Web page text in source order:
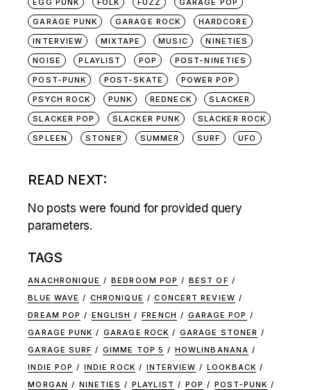
GARAGE PUNK
GARAGE ROCK
HARDCORE
INTERVIEW
MIXTAPE MUSIC
NINETIES
NOISE
PLAYLIST POP
POST-NINETIES
POST-PUNK
POST-SKATE
POWER POP
PSYCH ROCK
PUNK REDNECK
SLACKER
SLACKER POP
SLACKER PUNK
SLACKER ROCK
SPLEEN
STONER SUMMER SURF UFO
READ NEXT:
No posts were found for provided query
parameters.
TAGS
ANACHRONIQUE BEDROOM POP
BEST OF
BLUE WAVE
CHRONIQUE
CONCERT REVIEW
DREAM POP
ENGLISH FRENCH
GARAGE POP
GARAGE PUNK
GARAGE ROCK
GARAGE STONER
GARAGE SURF
GIMME TOP 5
HOWLINBANANA
INDIE POP
INDIE ROCK INTERVIEW
LOOKBACK
MORGAN
NINETIES PLAYLIST POP
POST-PUNK